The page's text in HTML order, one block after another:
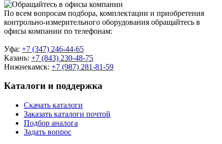
По всем вопросам подбора, комплектации и приобретения
контрольно-измерительного оборудования обращайтесь в
офисы компании по телефонам:
Уфа: +7 (347) 246-44-65
Казань: +7 (843) 230-48-75
Нижнекамск: +7 (987) 281-81-59
Каталоги и поддержка
Скачать каталоги
Заказать каталоги почтой
Подбор аналога
Задать вопрос